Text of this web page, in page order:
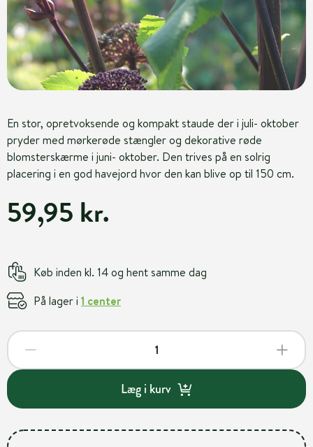
En stor, opretvoksende og kompakt staude der i juli- oktober
pryder med mørkerøde stængler og dekorative røde
blomsterskærme i juni- oktober. Den trives på en solrig
placering i en god havejord hvor den kan blive op til 150 cm.
59,95 kr.
Køb inden kl. 14 og hent samme dag
På lager i 1 center
Læg i kurv